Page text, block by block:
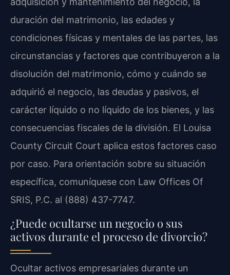
duración del matrimonio, las edades y
condiciones físicas y mentales de las partes, las
circunstancias y factores que contribuyeron a la
disolución del matrimonio, cómo y cuándo se
adquirió el negocio, las deudas y pasivos, el
carácter líquido o no líquido de los bienes, y las
consecuencias fiscales de la división. El Louisa
County Circuit Court aplica estos factores caso
por caso. Para orientación sobre su situación
específica, comuníquese con Law Offices Of
SRIS, P.C. al (888) 437-7747.
¿Puede ocultarse un negocio o sus
activos durante el proceso de divorcio?
Ocultar activos empresariales durante un